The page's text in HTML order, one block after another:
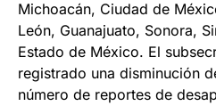
Michoacán, Ciudad de
León, Guanajuato, Sonora,
Estado de México. El
registrado una disminución
número de reportes de